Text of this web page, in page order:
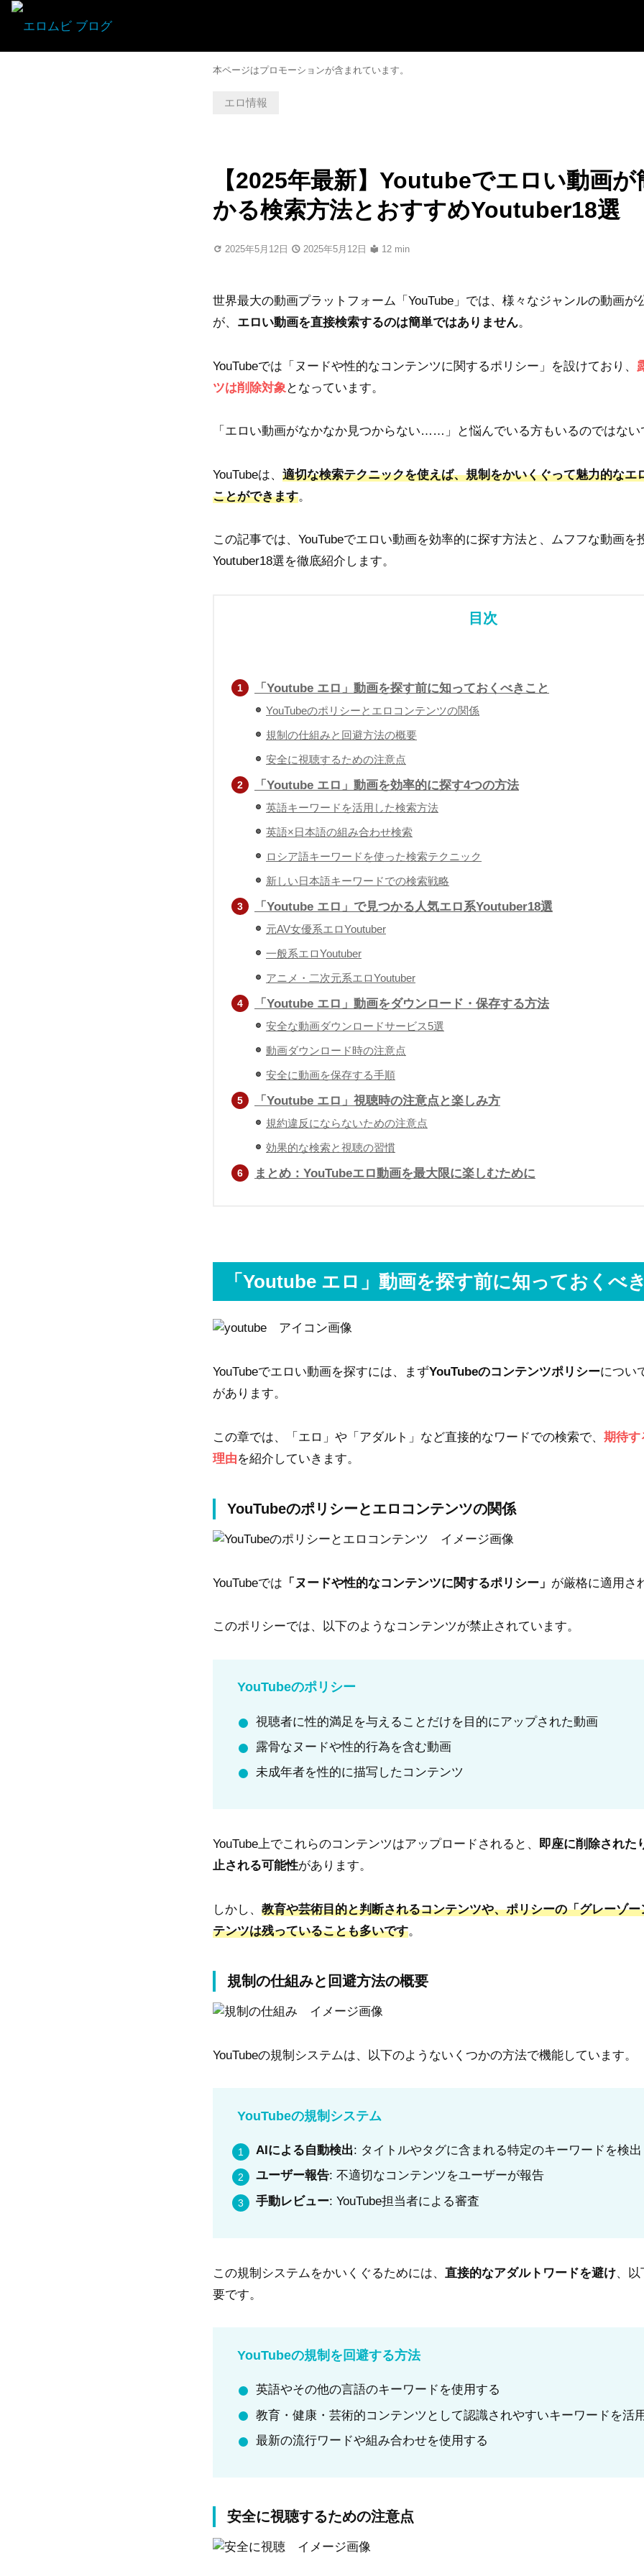
本ページはプロモーションが含まれています。
エロ情報
【2025年最新】Youtubeでエロい動画
かる検索方法とおすすめYoutuber18選
2025年5月12日 2025年5月12日 12 min
世界最大の動画プラットフォーム「YouTube」では、様々なジャンルの動画が
が、 エロい動画を直接検索するのは簡単ではありません。
YouTubeでは「ヌードや性的なコンテンツに関するポリシー」を設けており、
ツは削除対象 となっています。
「エロい動画がなかなか見つからない……」と悩んでいる方もいるのではない
YouTubeは、 適切な検索テクニックを使えば、規制をかいくぐって魅力的なエ
ことができます。
この記事では、YouTubeでエロい動画を効率的に探す方法と、ムフフな動画を
Youtuber18選を徹底紹介します。
目次
「Youtube エロ」動画を探す前に知っておくべきこと
YouTubeのポリシーとエロコンテンツの関係
規制の仕組みと回避方法の概要
安全に視聴するための注意点
「Youtube エロ」動画を効率的に探す4つの方法
英語キーワードを活用した検索方法
英語×日本語の組み合わせ検索
ロシア語キーワードを使った検索テクニック
新しい日本語キーワードでの検索戦略
「Youtube エロ」で見つかる人気エロ系Youtuber18選
元AV女優系エロYoutuber
一般系エロYoutuber
アニメ・二次元系エロYoutuber
「Youtube エロ」動画をダウンロード・保存する方法
安全な動画ダウンロードサービス5選
動画ダウンロード時の注意点
安全に動画を保存する手順
「Youtube エロ」視聴時の注意点と楽しみ方
規約違反にならないための注意点
効果的な検索と視聴の習慣
まとめ：YouTubeエロ動画を最大限に楽しむために
「Youtube エロ」動画を探す前に知っておくべ
YouTubeでエロい動画を探すには、まずYouTubeのコンテンツポリシーについ
があります。
この章では、「エロ」や「アダルト」など直接的なワードでの検索で、 期待す
理由を紹介していきます。
YouTubeのポリシーとエロコンテンツの関係
YouTubeでは 「ヌードや性的なコンテンツに関するポリシー」 が厳格に適用さ
このポリシーでは、以下のようなコンテンツが禁止されています。
YouTubeのポリシー
視聴者に性的満足を与えることだけを目的にアップされた動画
露骨なヌードや性的行為を含む動画
未成年者を性的に描写したコンテンツ
YouTube上でこれらのコンテンツはアップロードされると、 即座に削除された
止される可能性があります。
しかし、 教育や芸術目的と判断されるコンテンツや、ポリシーの「グレーゾ
テンツは残っていることも多いです。
規制の仕組みと回避方法の概要
YouTubeの規制システムは、以下のようないくつかの方法で機能しています。
YouTubeの規制システム
AIによる自動検出: タイトルやタグに含まれる特定のキーワードを検出
ユーザー報告: 不適切なコンテンツをユーザーが報告
手動レビュー: YouTube担当者による審査
この規制システムをかいくぐるためには、 直接的なアダルトワードを避け、
要です。
YouTubeの規制を回避する方法
英語やその他の言語のキーワードを使用する
教育・健康・芸術的コンテンツとして認識されやすいキーワードを活
最新の流行ワードや組み合わせを使用する
安全に視聴するための注意点